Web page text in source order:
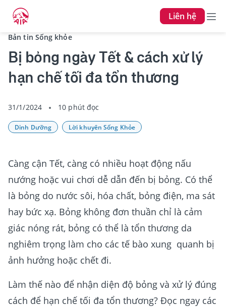
Liên hệ
Bản tin Sống khỏe
Bị bỏng ngày Tết & cách xử lý
hạn chế tối đa tổn thương
31/1/2024 10 phút đọc
Dinh Dưỡng Lời khuyên Sống Khỏe
Càng cận Tết, càng có nhiều hoạt động nấu
nướng hoặc vui chơi dễ dẫn đến bị bỏng. Có thể
là bỏng do nước sôi, hóa chất, bỏng điện, ma sát
hay bức xạ. Bỏng không đơn thuần chỉ là cảm
giác nóng rát, bỏng có thể là tổn thương da
nghiêm trọng làm cho các tế bào xung quanh bị
ảnh hưởng hoặc chết đi.
Làm thế nào để nhận diện độ bỏng và xử lý đúng
cách để hạn chế tối đa tổn thương? Đọc ngay các